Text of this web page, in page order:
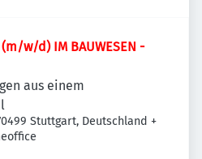
(m/w/d) IM BAUWESEN -
aus einem
Stuttgart, Deutschland +